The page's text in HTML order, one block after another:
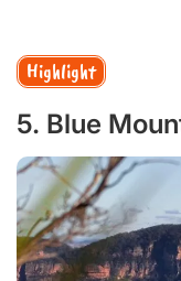
Highlight
5. Blue